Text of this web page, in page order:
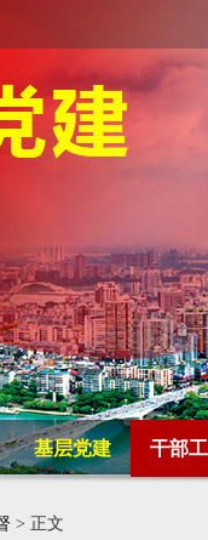
基层党建 干部
> 正文